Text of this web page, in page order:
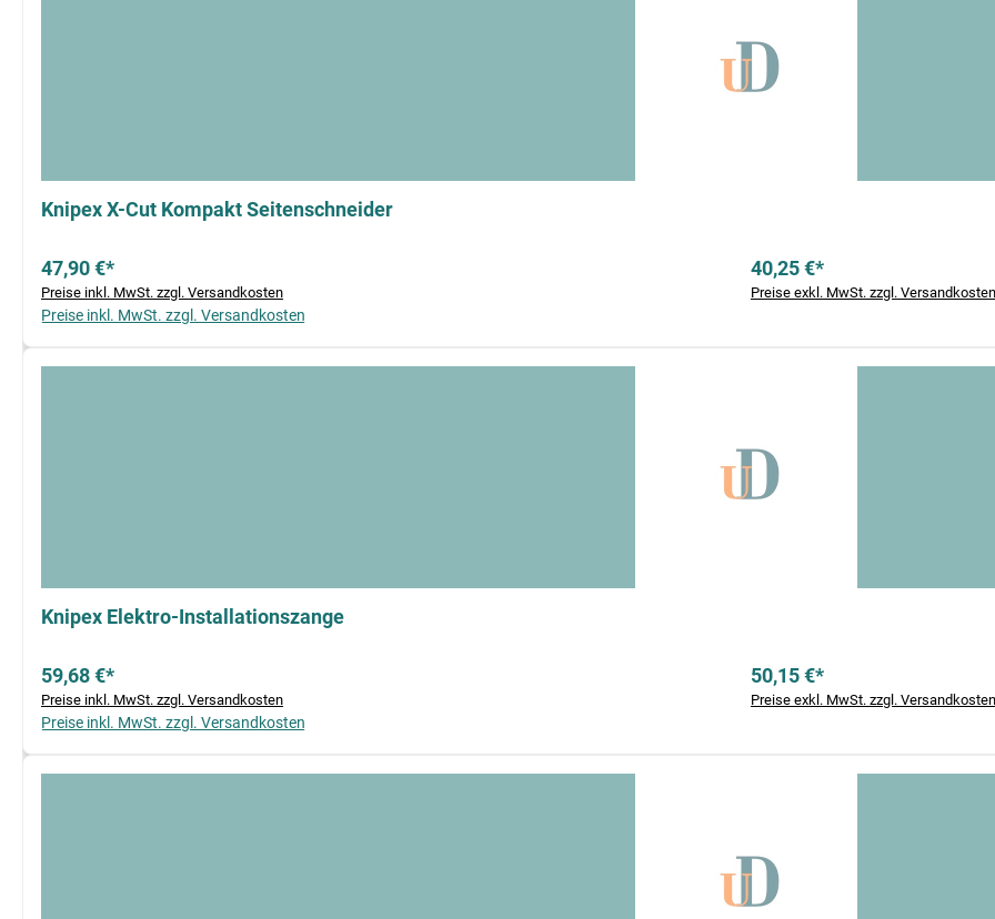
Knipex X-Cut Kompakt Seitenschneider
47,90 €*
Preise inkl. MwSt. zzgl. Versandkosten
40,25 €*
Preise exkl. MwSt. zzgl. Versandkosten
Preise inkl. MwSt. zzgl. Versandkosten
Knipex Elektro-Installationszange
59,68 €*
Preise inkl. MwSt. zzgl. Versandkosten
50,15 €*
Preise exkl. MwSt. zzgl. Versandkosten
Preise inkl. MwSt. zzgl. Versandkosten